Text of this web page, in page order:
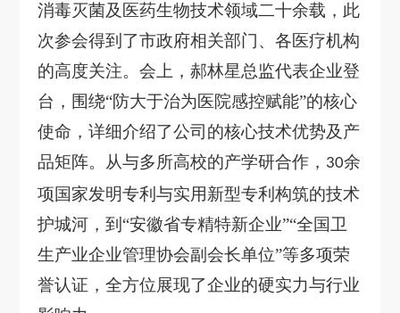
消毒灭菌及医药生物技术领域二十余载，此
次参会得到了市政府相关部门、各医疗机构
的高度关注。会上，郝林星总监代表企业登
台，围绕“防大于治为医院感控赋能”的核心
使命，详细介绍了公司的核心技术优势及产
品矩阵。从与多所高校的产学研合作， 30余
项国家发明专利与实用新型专利构筑的技术
护城河，到“安徽省专精特新企业”“全国卫
生产业企业管理协会副会长单位”等多项荣
誉认证，全方位展现了企业的硬实力与行业